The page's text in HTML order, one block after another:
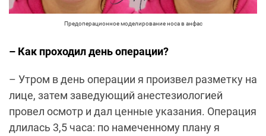
Предоперационное моделирование носа в анфас
– Как проходил день операции?
– Утром в день операции я произвел разметку на
лице, затем заведующий анестезиологией
провел осмотр и дал ценные указания. Операция
длилась 3,5 часа: по намеченному плану я